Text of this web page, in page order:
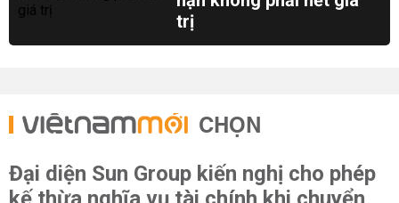
trị
CHỌN
Đại diện Sun Group kiến nghị cho phép